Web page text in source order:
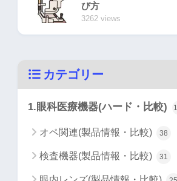
び方
3262 views
カテゴリー
1.眼科医療機器(ハード・比較)
オペ関連(製品情報・比較) 38
検査機器(製品情報・比較) 31